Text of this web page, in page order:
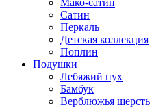
Сатин
Перкаль
Детская коллекция
Поплин
Подушки
Лебяжий пух
Бамбук
Верблюжья шерсть